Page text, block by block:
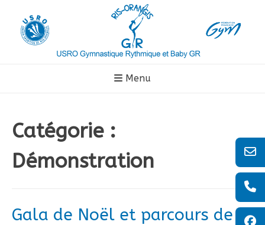
contenu
Menu
Catégorie :
Démonstration
Gala de Noël et parcours de